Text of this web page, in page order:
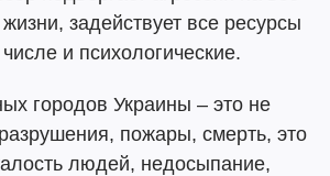
задействует все ресурсы
и психологические.
городов Украины – это не
пожары, смерть, это
людей, недосыпание,